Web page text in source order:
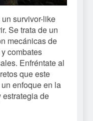
survivor-like
Se trata de un
mecánicas de
combates
Enfréntate al
que este
enfoque en la
estrategia de